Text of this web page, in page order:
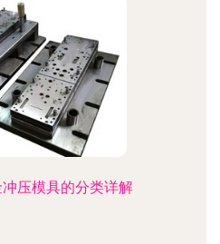
压模具的分类详解